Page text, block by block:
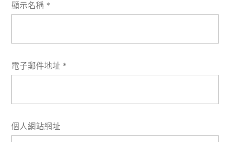
顯示名稱 *
電子郵件地址 *
個人網站網址